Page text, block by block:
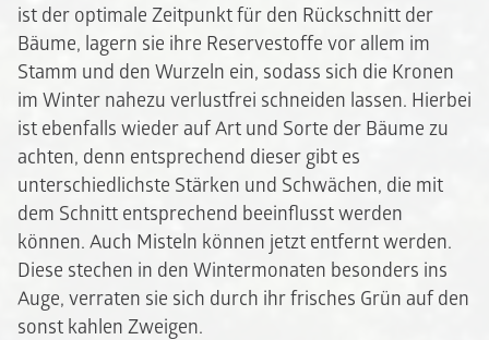
ist der optimale Zeitpunkt für den Rückschnitt der
Bäume, lagern sie ihre Reservestoffe vor allem im
Stamm und den Wurzeln ein, sodass sich die Kronen
im Winter nahezu verlustfrei schneiden lassen. Hierbei
ist ebenfalls wieder auf Art und Sorte der Bäume zu
achten, denn entsprechend dieser gibt es
unterschiedlichste Stärken und Schwächen, die mit
dem Schnitt entsprechend beeinflusst werden
können. Auch Misteln können jetzt entfernt werden.
Diese stechen in den Wintermonaten besonders ins
Auge, verraten sie sich durch ihr frisches Grün auf den
sonst kahlen Zweigen.